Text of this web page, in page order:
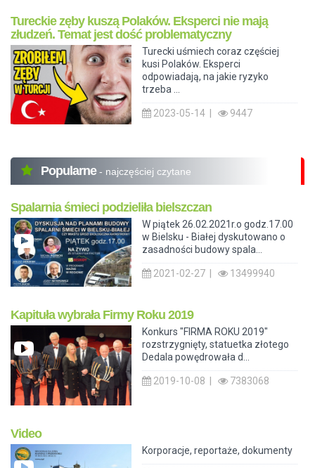
Tureckie zęby kuszą Polaków. Eksperci nie mają
złudzeń. Temat jest dość problematyczny
Turecki uśmiech coraz częściej
kusi Polaków. Eksperci
odpowiadają, na jakie ryzyko
trzeba ...
2023-05-14 | 9447
Popularne - najczęściej czytane
Spalarnia śmieci podzieliła bielszczan
W piątek 26.02.2021r.o godz.17.00
w Bielsku - Białej dyskutowano o
zasadności budowy spala...
2021-02-27 | 13499940
Kapituła wybrała Firmy Roku 2019
Konkurs "FIRMA ROKU 2019"
rozstrzygnięty, statuetka złotego
Dedala powędrowała d...
2019-10-08 | 7383068
Video
Korporacje, reportaże, dokumenty